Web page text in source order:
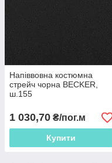
Напіввовна костюмна
стрейч чорна BECKER,
ш.155
1 030,70 ₴/пог.м
Купити